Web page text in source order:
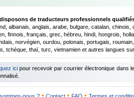
de traducteurs professionnels
albanais, anglais, arabe, bulgare, catalan,
finnois, français, grec, hébreu, hindi, hongrois,
norvégien, ourdou, polonais, portugais,
tchèque, thaï, turc, vietnamien et autres langues
ici pour recevoir par courrier électronique dans